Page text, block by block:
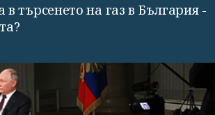
в търсенето на газ в България -